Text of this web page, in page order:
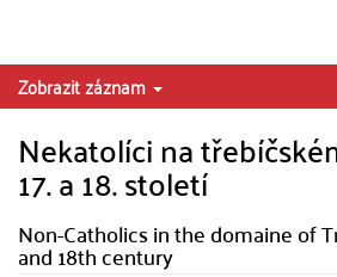
Zobrazit záznam
Nekatolíci na
17. a 18. století
Non-Catholics in the domaine of
and 18th century